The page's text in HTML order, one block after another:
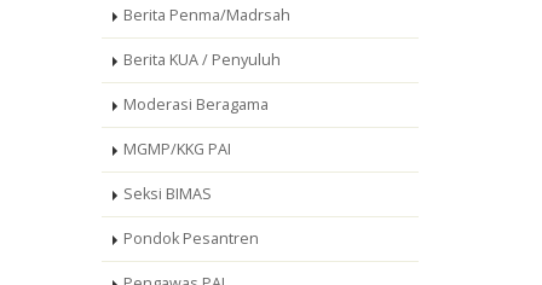
Berita Penma/Madrsah
Berita KUA / Penyuluh
Moderasi Beragama
MGMP/KKG PAI
Seksi BIMAS
Pondok Pesantren